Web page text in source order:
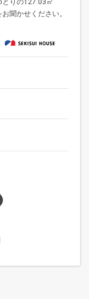
聞かせください。